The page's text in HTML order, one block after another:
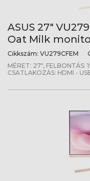
ASUS 27"
Oat Milk
Cikkszám: VU279CFEM
MÉRET: 27", FELBONTÁS:
CSATLAKOZÁS: HDMI -